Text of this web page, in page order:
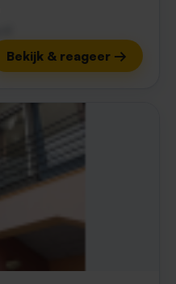
Bekijk & reageer →